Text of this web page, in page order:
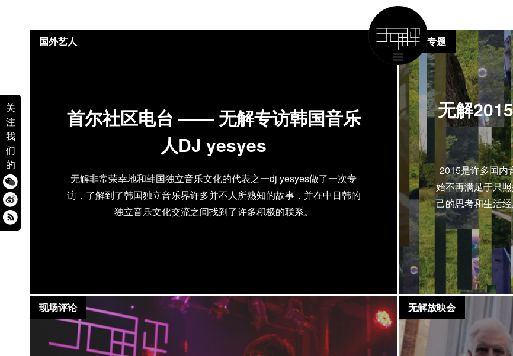
关
注
我
们
的
首尔社区电台 —— 无解专访韩国音乐
人DJ yesyes
无解非常荣幸地和韩国独立音乐文化的代表之一dj yesyes做了一次专
访，了解到了韩国独立音乐界许多并不人所熟知的故事，并在中日韩的
独立音乐文化交流之间找到了许多积极的联系。
国外艺人
无解
2015是许多国内
始不再满足于只
己的思考和生活
无解专题
现场评论 无解放映会